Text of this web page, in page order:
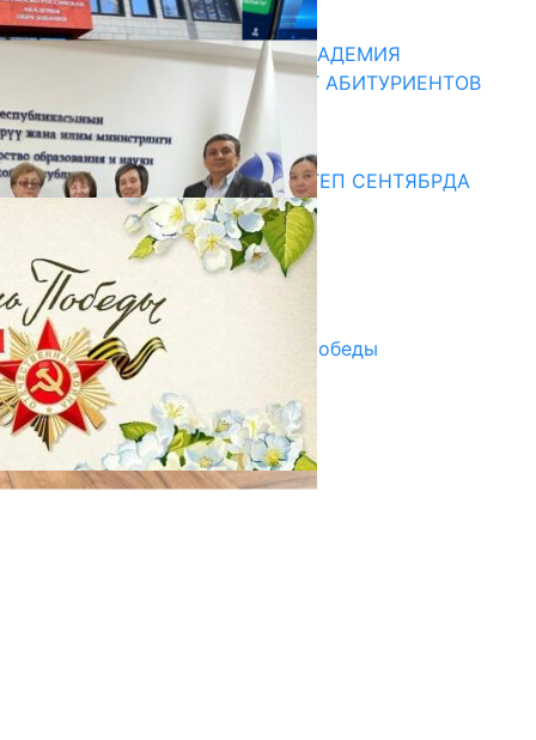
13.07.2026
КЫРГЫЗКО-РОССИЙСКАЯ АКАДЕМИЯ
ОБРАЗОВАНИЯ ПРИГЛАШАЕТ АБИТУРИЕНТОВ
10.07.2026
Медиа
СУЗАКТА 750 ОРУНДУУ МЕКТЕП СЕНТЯБРДА
ПАЙДАЛАНУУГА БЕРИЛЕТ
07.08.2025
Улуу Жеңиштин жандуу сөзү
29.04.2025
Награды в преддверии Дня Победы
29.04.2025